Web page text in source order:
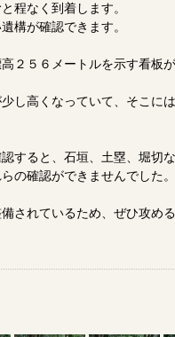
程なく到着します。
構が確認できます。
２５６メートルを示す看板
し高くなっていて、そこに
すると、石垣、土塁、堀切
の確認ができませんでした。
されているため、ぜひ攻め